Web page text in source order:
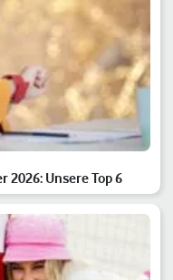
Unsere Top 6